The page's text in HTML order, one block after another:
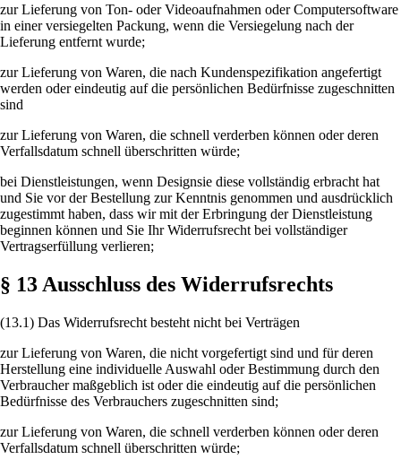
zur Lieferung von Ton- oder Videoaufnahmen oder Computersoftware
in einer versiegelten Packung, wenn die Versiegelung nach der
Lieferung entfernt wurde;
zur Lieferung von Waren, die nach Kundenspezifikation angefertigt
werden oder eindeutig auf die persönlichen Bedürfnisse zugeschnitten
sind
zur Lieferung von Waren, die schnell verderben können oder deren
Verfallsdatum schnell überschritten würde;
bei Dienstleistungen, wenn Designsie diese vollständig erbracht hat
und Sie vor der Bestellung zur Kenntnis genommen und ausdrücklich
zugestimmt haben, dass wir mit der Erbringung der Dienstleistung
beginnen können und Sie Ihr Widerrufsrecht bei vollständiger
Vertragserfüllung verlieren;
§ 13 Ausschluss des Widerrufsrechts
(13.1) Das Widerrufsrecht besteht nicht bei Verträgen
zur Lieferung von Waren, die nicht vorgefertigt sind und für deren
Herstellung eine individuelle Auswahl oder Bestimmung durch den
Verbraucher maßgeblich ist oder die eindeutig auf die persönlichen
Bedürfnisse des Verbrauchers zugeschnitten sind;
zur Lieferung von Waren, die schnell verderben können oder deren
Verfallsdatum schnell überschritten würde;